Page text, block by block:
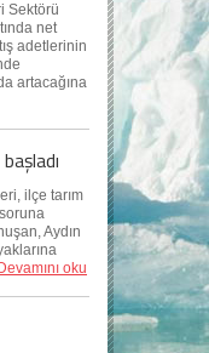
Sektörü
net
adetlerinin
artacağına
ilçe tarım
Aydın
Devamını oku